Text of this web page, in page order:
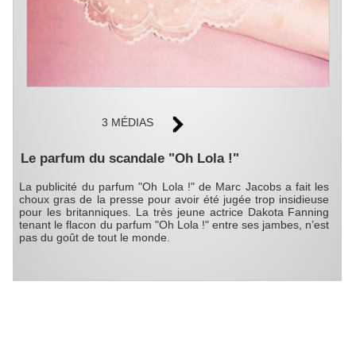
3 MÉDIAS
Le parfum du scandale "Oh Lola !"
La publicité du parfum "Oh Lola !" de Marc Jacobs a fait les
choux gras de la presse pour avoir été jugée trop insidieuse
pour les britanniques. La très jeune actrice Dakota Fanning
tenant le flacon du parfum "Oh Lola !" entre ses jambes, n’est
pas du goût de tout le monde.